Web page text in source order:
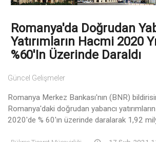
Romanya'da Doğrudan
Yatırımların Hacmi 2020
%60'ın Üzerinde Daraldı
Güncel Gelişmeler
Romanya Merkez Bankası'nın (BNR)
Romanya'daki doğrudan yabancı
2020'de % 60'ın üzerinde daralarak 1,92